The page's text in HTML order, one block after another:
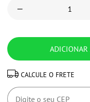
CALCULE O FRETE